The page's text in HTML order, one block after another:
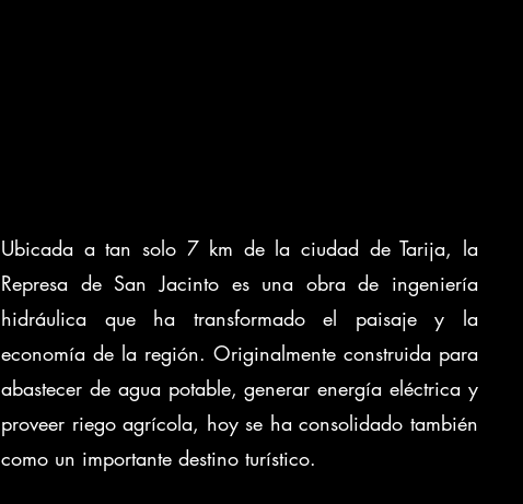
Ubicada a tan solo 7 km de la ciudad de Tarija, la
Represa de San Jacinto es una obra de ingeniería
hidráulica que ha transformado el paisaje y la
economía de la región. Originalmente construida para
abastecer de agua potable, generar energía eléctrica y
proveer riego agrícola, hoy se ha consolidado también
como un importante destino turístico.